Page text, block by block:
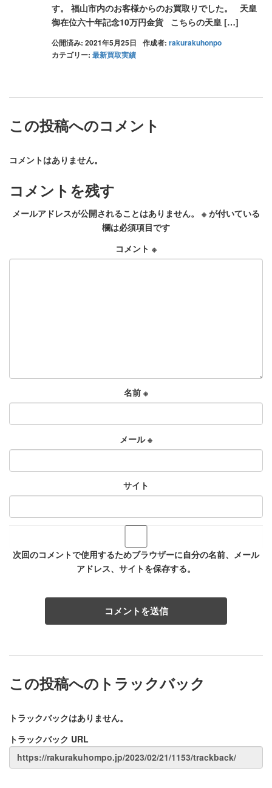
す。 福山市内のお客様からのお買取りでした。 天皇
御在位六十年記念10万円金貨 こちらの天皇 […]
公開済み: 2021年5月25日 作成者: rakurakuhonpo
カテゴリー: 最新買取実績
この投稿へのコメント
コメントはありません。
コメントを残す
メールアドレスが公開されることはありません。 ※ が付いている
欄は必須項目です
コメント ※
名前 ※
メール※
サイト
次回のコメントで使用するためブラウザーに自分の名前、メール
アドレス、サイトを保存する。
この投稿へのトラックバック
トラックバックはありません。
トラックバック URL